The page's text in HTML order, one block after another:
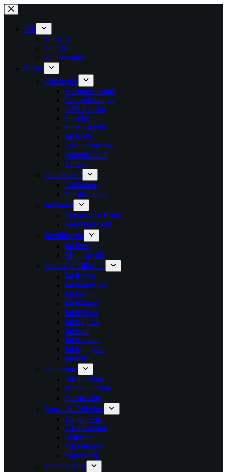
Skip
to
contentVilt
Viltarter
Viltvård
Konservator
Tester
Elektronik
Avståndsmätare
Eftersökslampa
GPS Klocka
Hundpejl
Hörselskydd
Jaktradio
Lerduvekastare
Vapenkamera
Viltkyl
Handkikare
Tubkikare
Värmekikare
Jakthund
Skyddsväst Hund
Spårlina Hund
Jakttillbehör
Jaktkniv
Myggskydd
Kläder & Tillbehör
Jaktbyxor
Jakthandskar
Jaktjacka
Jaktkängor
Jaktmössa
Jaktskjorta
Jaktställ
Jaktstövlar
Jaktryggsäck
Jaktväst
Kikarsikte
Mörkersikte
Rödpunktsikte
Värmesikte
Vapen & Tillbehör
Hagelgevär
Ljuddämpare
Skjutstöd
Vapenfodral
Vapenskåp
Värmekläder